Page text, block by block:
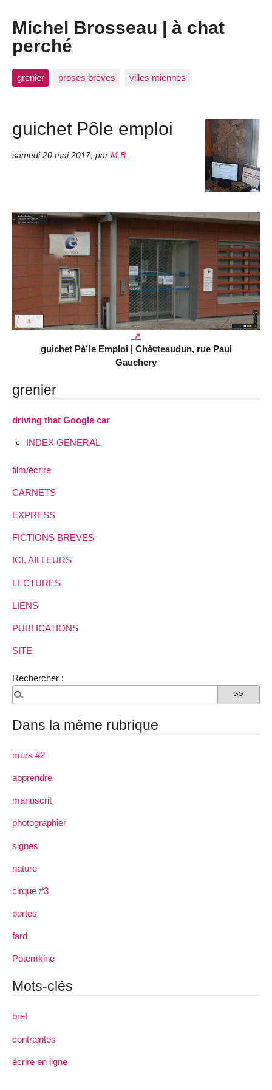
Michel Brosseau | à chat
perché
grenier proses brèves villes miennes
guichet Pôle emploi
samedi 20 mai 2017, par M.B.
guichet Pà´le Emploi | Chà¢teaudun, rue Paul
Gauchery
grenier
driving that Google car
INDEX GENERAL
film/écrire
CARNETS
EXPRESS
FICTIONS BREVES
ICI, AILLEURS
LECTURES
LIENS
PUBLICATIONS
SITE
Rechercher :
Dans la même rubrique
murs #2
apprendre
manuscrit
photographier
signes
nature
cirque #3
portes
fard
Potemkine
Mots-clés
bref
contraintes
écrire en ligne